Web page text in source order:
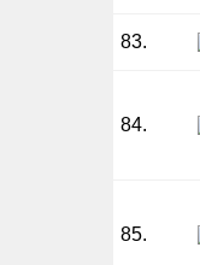
83.
84.
85.